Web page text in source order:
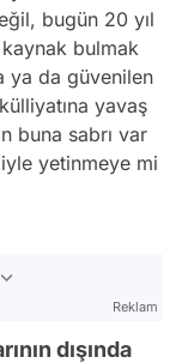
bugün 20 yıl
bulmak
ya da güvenilen
yavaş
buna sabrı var
yetinmeye mi
Reklam
dışında